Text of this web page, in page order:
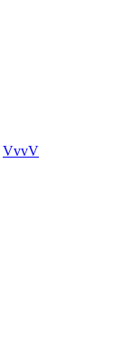
VvvV